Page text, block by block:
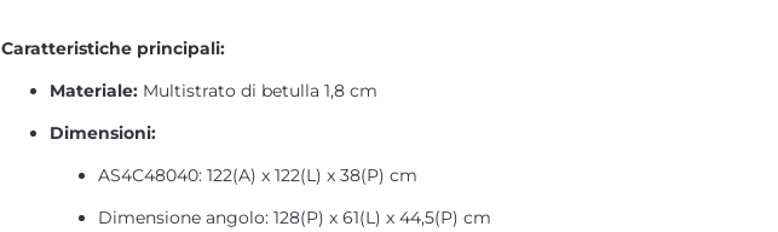
Caratteristiche principali:
Materiale: Multistrato di betulla 1,8 cm
Dimensioni:
AS4C48040: 122(A) x 122(L) x 38(P) cm
Dimensione angolo: 128(P) x 61(L) x 44,5(P) cm